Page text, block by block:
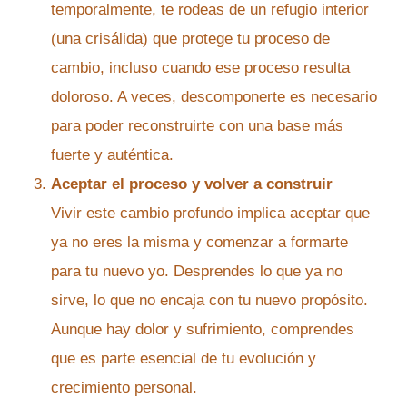
temporalmente, te rodeas de un refugio interior
(una crisálida) que protege tu proceso de
cambio, incluso cuando ese proceso resulta
doloroso. A veces, descomponerte es necesario
para poder reconstruirte con una base más
fuerte y auténtica.
Aceptar el proceso y volver a construir
Vivir este cambio profundo implica aceptar que
ya no eres la misma y comenzar a formarte
para tu nuevo yo. Desprendes lo que ya no
sirve, lo que no encaja con tu nuevo propósito.
Aunque hay dolor y sufrimiento, comprendes
que es parte esencial de tu evolución y
crecimiento personal.